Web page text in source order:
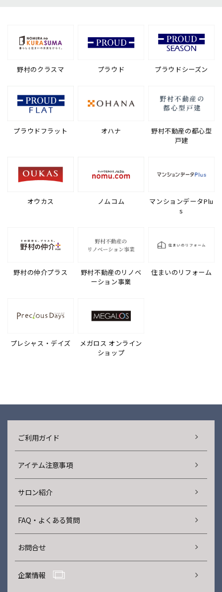
野村のクラスマ プラウド プラウドシーズン
プラウドフラット オハナ
野村不動産の都心型
戸建
オウカス ノムコム
マンションデータPlu
s
野村の仲介プラス
野村不動産のリノベ
ーション事業
住まいのリフォーム
プレシャス・デイズ
メガロス オンライン
ショップ
ご利用ガイド
アイテム注意事項
サロン紹介
FAQ・よくある質問
お問合せ
企業情報